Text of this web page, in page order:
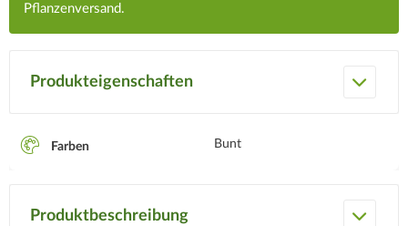
Pflanzenversand.
Produkteigenschaften
Farben Bunt
Produktbeschreibung